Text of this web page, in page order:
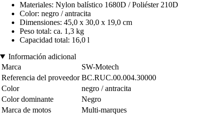
Materiales: Nylon balístico 1680D / Poliéster 210D
Color: negro / antracita
Dimensiones: 45,0 x 30,0 x 19,0 cm
Peso total: ca. 1,3 kg
Capacidad total: 16,0 l
Información adicional
Marca
SW-Motech
Referencia del proveedor BC.RUC.00.004.30000
Color
negro / antracita
Color dominante
Negro
Marca de motos
Multi-marques